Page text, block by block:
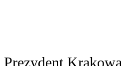
Prezydent